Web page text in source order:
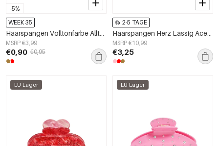
-5%
WEEK 35
Haarspangen Volltonfarbe Alltag Kunststoff Alltagszubehör
MSRP €3,99
€0,90 €0,95
2-5 TAGE
Haarspangen Herz Lässig Acetat Valentinstag Zubehör
MSRP €10,99
€3,25
EU-Lager EU-Lager